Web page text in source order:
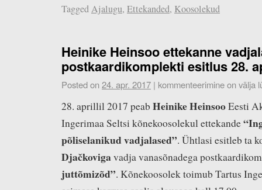
TaggedAjalugu, Ettekanded, Koosolekud
Heinike Heinsoo ettekanne
postkaardikomplekti esitlus 28.
Posted on24. apr. 2017 | kommenteerimine on välja
28. aprillil 2017 peab Heinike HeinsooEesti
Ingerimaa Seltsi kõnekoosolekul ettekande
põliselanikud vadjalased”. Ühtlasi esitleb ta
Djačkoviga vadja vanasõnadega
juttõmizõd”. Kõnekoosolek toimub Tartus